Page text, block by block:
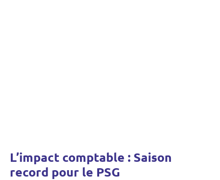
L’impact comptable : Saison
record pour le PSG